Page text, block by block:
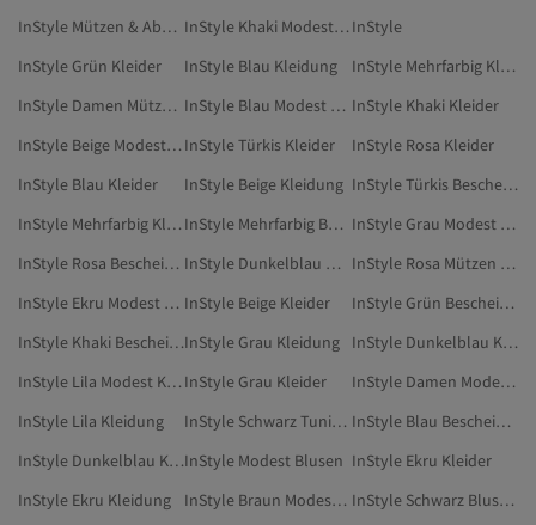
InStyle Mützen & Abayas
InStyle Khaki Modest Kleidung InStyle
InStyle Grün Kleider
InStyle Blau Kleidung
InStyle Mehrfarbig Kleidung
InStyle Damen Mützen & Abayas
InStyle Blau Modest Kleidung InStyle Khaki Kleider
InStyle Beige Modest Kleidung InStyle Türkis Kleider
InStyle Rosa Kleider
InStyle Blau Kleider
InStyle Beige Kleidung
InStyle Türkis Bescheidene Kleider
InStyle Mehrfarbig Kleider
InStyle Mehrfarbig Bescheidene Kleider
InStyle Grau Modest Kleidung
InStyle Rosa Bescheidene Kleider
InStyle Dunkelblau Modest Kleidung
InStyle Rosa Mützen & Abayas
InStyle Ekru Modest Kleidung InStyle Beige Kleider
InStyle Grün Bescheidene Kleider
InStyle Khaki Bescheidene KleiderInStyle Grau Kleidung
InStyle Dunkelblau Kleidung
InStyle Lila Modest Kleidung InStyle Grau Kleider
InStyle Damen Modest Blusen
InStyle Lila Kleidung
InStyle Schwarz Tuniken
InStyle Blau Bescheidene Kleider
InStyle Dunkelblau KleiderInStyle Modest Blusen InStyle Ekru Kleider
InStyle Ekru Kleidung
InStyle Braun Modest Kleidung
InStyle Schwarz Bluse & Tunika & Bustier